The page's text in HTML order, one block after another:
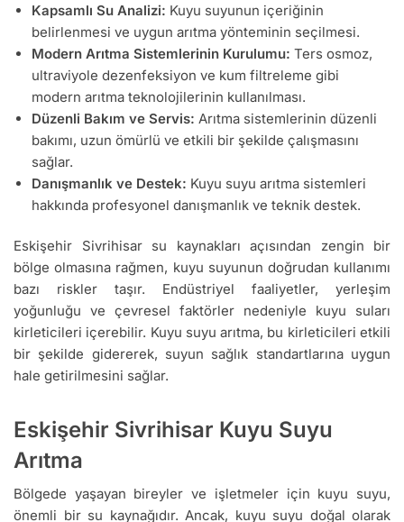
Kapsamlı Su Analizi: Kuyu suyunun içeriğinin
belirlenmesi ve uygun arıtma yönteminin seçilmesi.
Modern Arıtma Sistemlerinin Kurulumu: Ters osmoz,
ultraviyole dezenfeksiyon ve kum filtreleme gibi
modern arıtma teknolojilerinin kullanılması.
Düzenli Bakım ve Servis: Arıtma sistemlerinin düzenli
bakımı, uzun ömürlü ve etkili bir şekilde çalışmasını
sağlar.
Danışmanlık ve Destek: Kuyu suyu arıtma sistemleri
hakkında profesyonel danışmanlık ve teknik destek.
Eskişehir Sivrihisar su kaynakları açısından zengin bir
bölge olmasına rağmen, kuyu suyunun doğrudan kullanımı
bazı riskler taşır. Endüstriyel faaliyetler, yerleşim
yoğunluğu ve çevresel faktörler nedeniyle kuyu suları
kirleticileri içerebilir. Kuyu suyu arıtma, bu kirleticileri etkili
bir şekilde gidererek, suyun sağlık standartlarına uygun
hale getirilmesini sağlar.
Eskişehir Sivrihisar Kuyu Suyu
Arıtma
Bölgede yaşayan bireyler ve işletmeler için kuyu suyu,
önemli bir su kaynağıdır. Ancak, kuyu suyu doğal olarak